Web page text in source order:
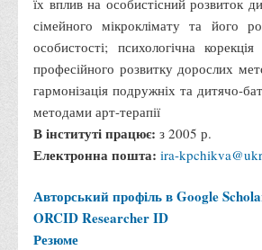
Структура університету
Адміністрація університету
Університет в рейтингах ЗВО України
Офіційний сайт університету
Медіа
Відеогалерея
ВТЕІ у ЗМІ
їх вплив на особистісний розвиток
сімейного мікроклімату та його
особистості; психологічна
професійного розвитку дорослих
гармонізація подружніх та дитячо-
методами арт-терапії
В інституті працює: з 2005 р.
Електронна пошта: ira-
Авторський профіль в Google
ORCIDResearcher ID
Резюме